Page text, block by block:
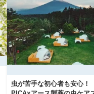
虫が苦手な初心者も安心！